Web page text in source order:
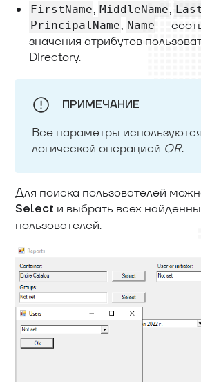
FirstName, MiddleName,
PrincipalName, Name —
значения атрибутов
Directory.
ПРИМЕЧАНИЕ
Все параметры
логической операцией OR.
Для поиска пользователей
Select и выбрать всех
пользователей.